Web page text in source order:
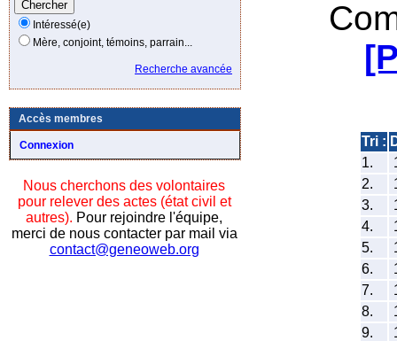
Intéressé(e)
Mère, conjoint, témoins, parrain...
Recherche avancée
Accès membres
Connexion
Nous cherchons des volontaires
pour relever des actes (état civil et
autres). Pour rejoindre l'équipe,
merci de nous contacter par mail via
contact@geneoweb.org
Tri :
1.
2.
3.
4.
5.
6.
7.
8.
9.